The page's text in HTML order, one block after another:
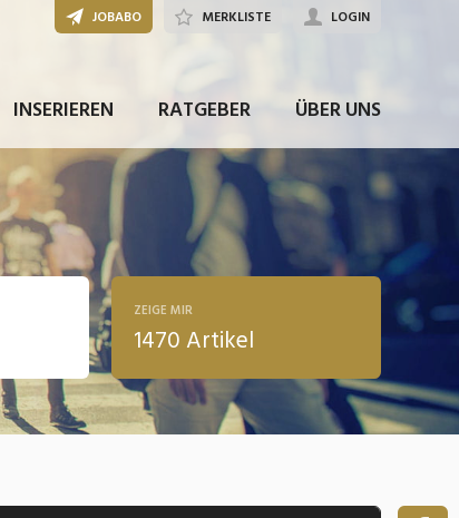
INSERIEREN RATGEBER ÜBER UNS
JOBABO MERKLISTE LOGIN
ZEIGE MIR
1470 Artikel